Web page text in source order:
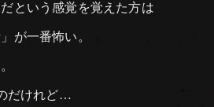
という感覚を覚えた方は
が一番怖い。
だけれど…